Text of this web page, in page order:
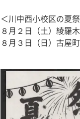
＜川中西小校区の夏
８月２日（土）綾羅
８月３日（日）古屋